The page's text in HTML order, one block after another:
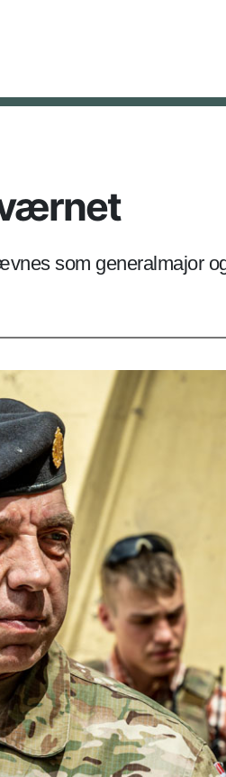
som generalmajor